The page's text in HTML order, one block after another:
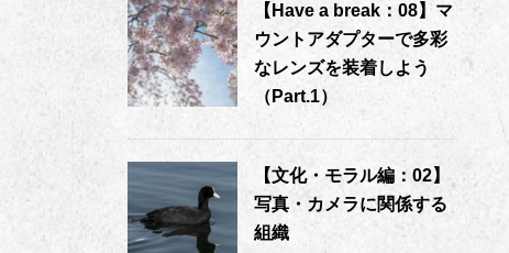
【Have a break：08】マ
ウントアダプターで多彩
なレンズを装着しよう
（Part.1）
【文化・モラル編：02】
写真・カメラに関係する
組織